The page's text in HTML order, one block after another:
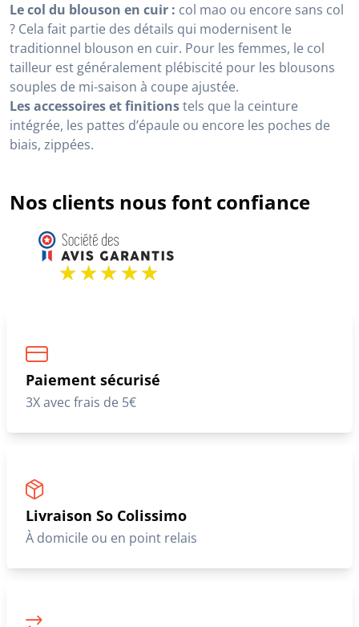
Le col du blouson en cuir : col mao ou encore sans col
? Cela fait partie des détails qui modernisent le
traditionnel blouson en cuir. Pour les femmes, le col
tailleur est généralement plébiscité pour les blousons
souples de mi-saison à coupe ajustée.
Les accessoires et finitionstels que la ceinture
intégrée, les pattes d’épaule ou encore les poches de
biais, zippées.
Nos clients nous font confiance
Paiement sécurisé
3X avec frais de 5€
Livraison So Colissimo
À domicile ou en point relais